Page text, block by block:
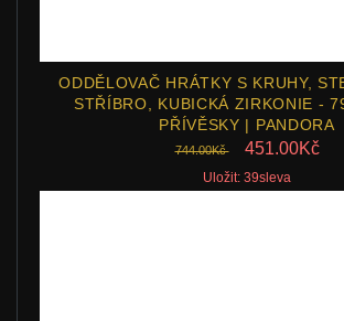
ODDĚLOVAČ HRÁTKY S KRUHY,
STŘÍBRO, KUBICKÁ ZIRKONIE -
PŘÍVĚSKY | PANDORA
744.00Kč 451.00Kč
Uložit: 39sleva